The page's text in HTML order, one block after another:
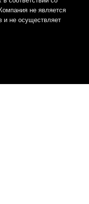
не является
и не осуществляет